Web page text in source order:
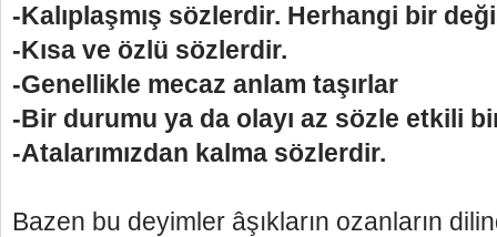
-Kalıplaşmış sözlerdir. Herhangi bir
-Kısa ve özlü sözlerdir.
-Genellikle mecaz anlam taşırlar
-Bir durumu ya da olayı az sözle etkili
-Atalarımızdan kalma sözlerdir.
Bazen bu deyimler âşıkların ozanların